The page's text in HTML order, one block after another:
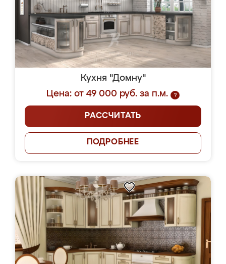
Кухня "Домну"
Цена: от 49 000 руб. за п.м.
?
РАССЧИТАТЬ
ПОДРОБНЕЕ